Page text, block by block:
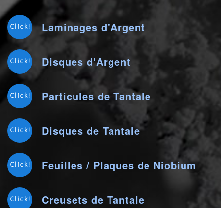
Click! Laminages d'Argent
Click! Disques d'Argent
Click! Particules de Tantale
Click! Disques de Tantale
Click! Feuilles / Plaques de Niobium
Click! Creusets de Tantale